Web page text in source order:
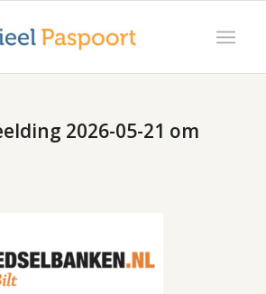
2026-05-21 om